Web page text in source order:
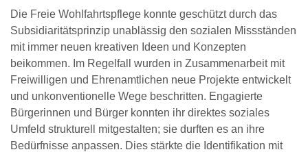
Die Freie Wohlfahrtspflege konnte geschützt durch das
Subsidiaritätsprinzip unablässig den sozialen Missständen
mit immer neuen kreativen Ideen und Konzepten
beikommen. Im Regelfall wurden in Zusammenarbeit mit
Freiwilligen und Ehrenamtlichen neue Projekte entwickelt
und unkonventionelle Wege beschritten. Engagierte
Bürgerinnen und Bürger konnten ihr direktes soziales
Umfeld strukturell mitgestalten; sie durften es an ihre
Bedürfnisse anpassen. Dies stärkte die Identifikation mit